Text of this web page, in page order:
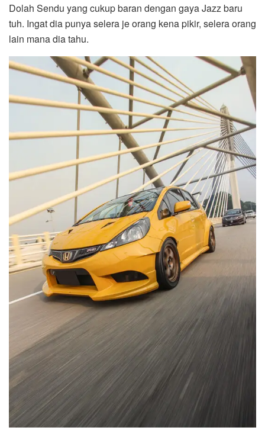
Dolah Sendu yang cukup baran dengan gaya Jazz baru
tuh. Ingat dia punya selera je orang kena pikir, selera orang
lain mana dia tahu.